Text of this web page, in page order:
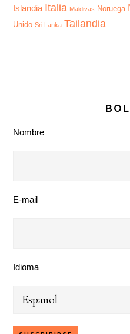
Islandia Italia Maldivas Noruega
Unido Sri Lanka Tailandia
Nombre
E-mail
Idioma